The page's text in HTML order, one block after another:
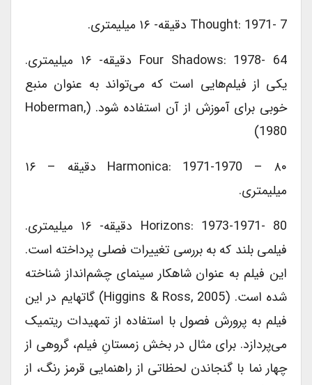
Thought: 1971- 7 دقیقه- ۱۶ میلیمتری.
Four Shadows: 1978- 64 دقیقه- ۱۶ میلیمتری.
یکی از فیلم‎‌هایی است که می‎‌تواند به عنوان منبع
خوبی برای آموزش از آن استفاده شود. (Hoberman,
1980)
Harmonica: 1971-1970 – ۸۰ دقیقه – ۱۶
میلیمتری.
Horizons: 1973-1971- 80 دقیقه- ۱۶ میلیمتری.
فیلمی بلند که به بررسی تغییرات فصلی پرداخته است.
این فیلم به عنوان شاهکار سینمای چشم‌‎انداز شناخته
شده است. (Higgins & Ross, 2005) گاتهایم در این
فیلم به پرورش فصول با استفاده از تمهیدات ریتمیک
می‎‌پردازد. برای مثال در بخش زمستانِ فیلم، گروهی از
چهار نما با گنجاندن لحظاتی از راهنمایی قرمز رنگ، از